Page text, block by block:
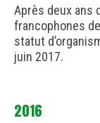
Après deux ans
francophones
statut
juin 2017.
2016